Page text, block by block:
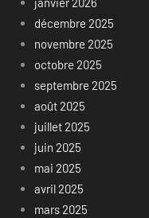
décembre 2025
novembre 2025
octobre 2025
septembre 2025
août 2025
juillet 2025
juin 2025
mai 2025
avril 2025
mars 2025